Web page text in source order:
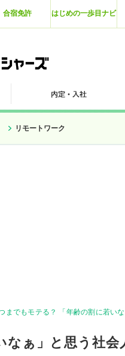
合宿免許 はじめの一歩目ナビ
リモートワーク
までもモテる？ 「年齢の割に若い
なぁ」と思う社会